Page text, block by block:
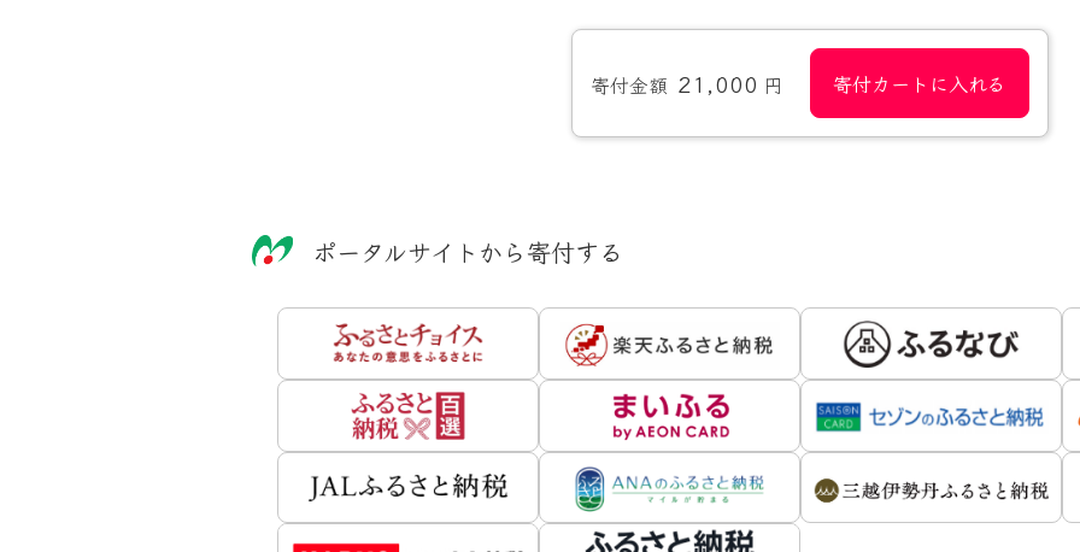
寄付金額 21,000 円 寄付カートに入れる
ポータルサイトから寄付する